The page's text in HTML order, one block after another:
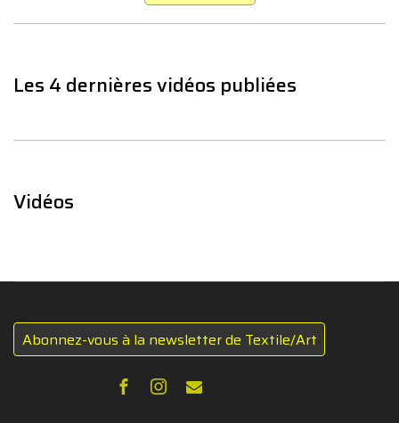
Les 4 dernières vidéos publiées
Vidéos
Abonnez-vous à la newsletter de Textile/Art